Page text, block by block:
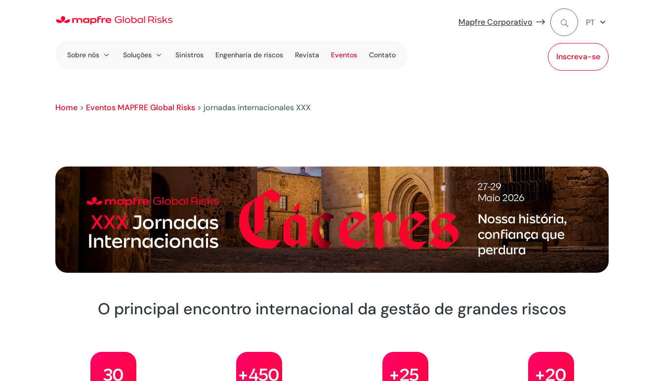
Mapfre Corporativo
Inscreva-se
PT
Sobre nós Soluções Sinistros Engenharia de riscos Revista Eventos Contato
Home > Eventos MAPFRE Global Risks > jornadas internacionales XXX
O principal encontro internacional da gestão de grandes riscos